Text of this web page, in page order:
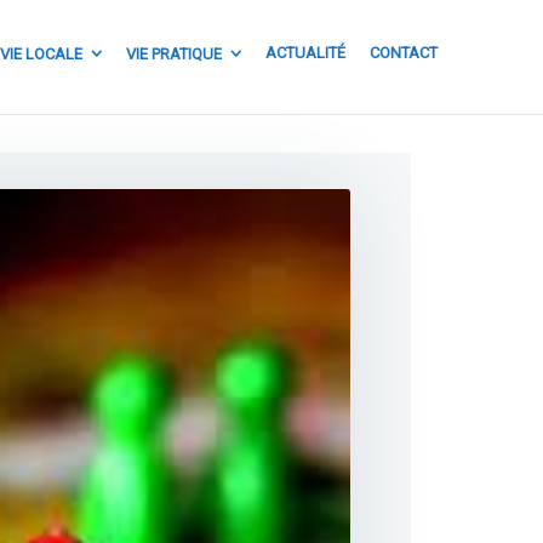
VIE LOCALE VIE PRATIQUE ACTUALITÉ CONTACT